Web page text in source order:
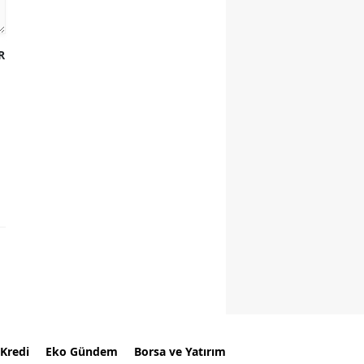
Kredi Eko Gündem Borsa ve Yatırım